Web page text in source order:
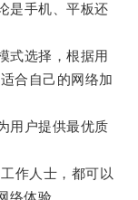
手机、平板还
选择，根据用
合自己的网络加
户提供最优质
作人士，都可以